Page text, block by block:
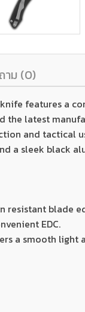
าม (0)
features a
the latest
and tactical
a sleek black
resistant blade
EDC.
a smooth light